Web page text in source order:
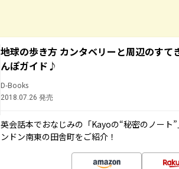
地球の歩き方 カンタベリーと周辺のす
んぽガイド♪
D-Books
2018.07.26 発売
英会話本でおなじみの「Kayoの“秘密のノート
ンドン南東の田舎町をご紹介！